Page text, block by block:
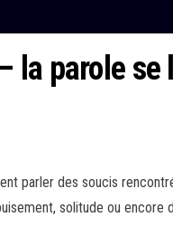
la parole
parler des soucis
solitude ou encore